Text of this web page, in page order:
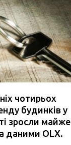
чотирьох
будинків у
зросли майже
даними OLX.